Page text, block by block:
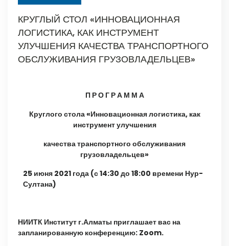
КРУГЛЫЙ СТОЛ «ИННОВАЦИОННАЯ
ЛОГИСТИКА, КАК ИНСТРУМЕНТ
УЛУЧШЕНИЯ КАЧЕСТВА ТРАНСПОРТНОГО
ОБСЛУЖИВАНИЯ ГРУЗОВЛАДЕЛЬЦЕВ»
П Р О Г Р А М М А
Круглого стола «Инновационная логистика, как
инструмент улучшения
качества транспортного обслуживания
грузовладельцев»
25 июня 2021 года (с 14:30 до 18:00 времени Нур-
Султана)
НИИТК Институт г.Алматы приглашает вас на
запланированную конференцию: Zoom.